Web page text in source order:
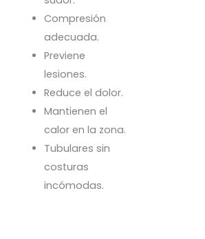
Compresión
adecuada.
Previene
lesiones.
Reduce el dolor.
Mantienen el
calor en la zona.
Tubulares sin
costuras
incómodas.